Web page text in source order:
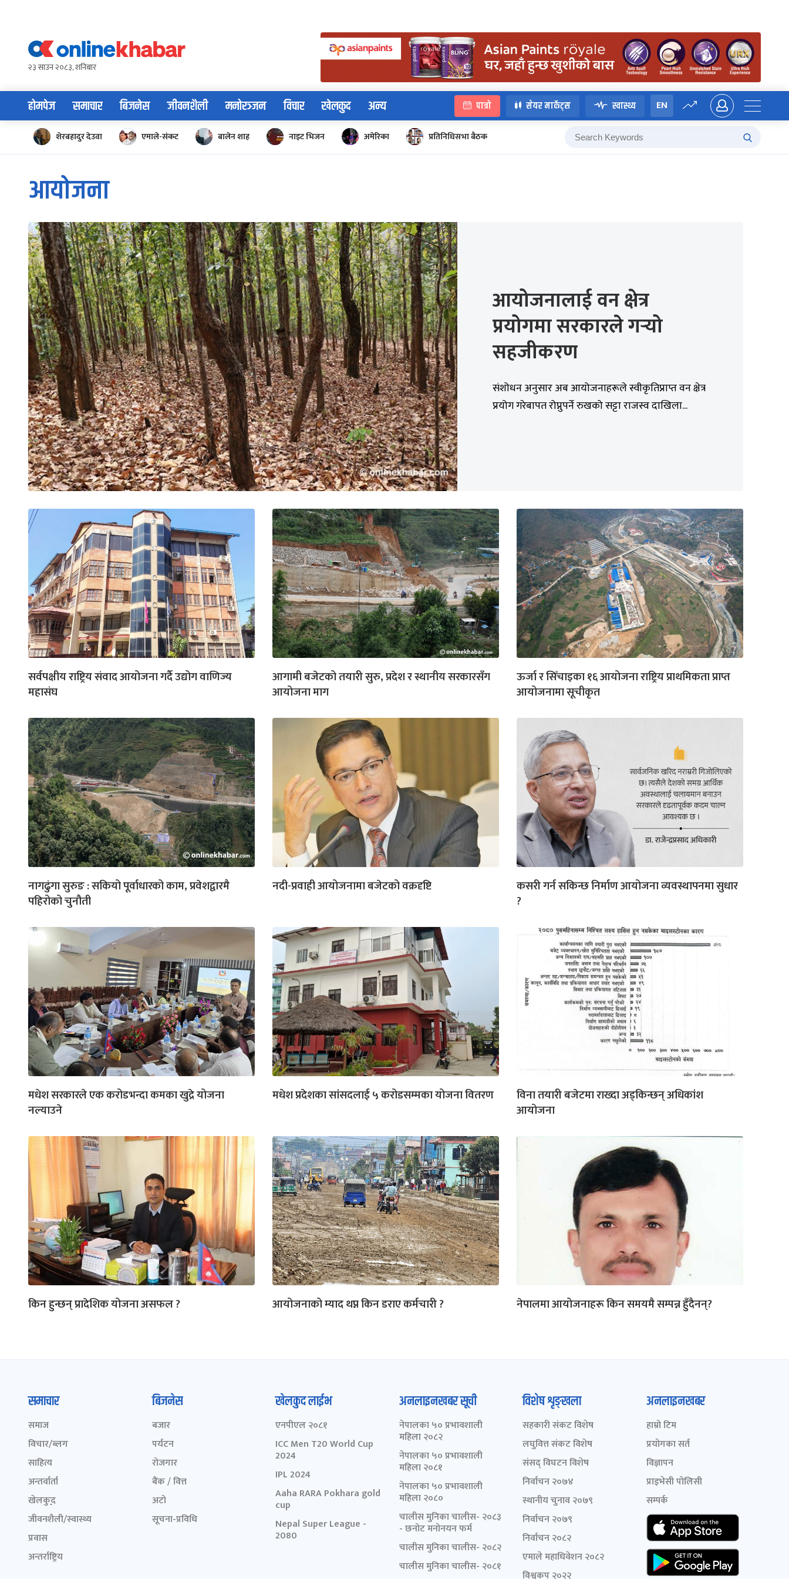
content२३ साउन २०८३, शनिबार
होमपेज समाचार बिजनेस जीवनशैली मनोरञ्जन विचार खेलकुद अन्य पात्रो सेयर मार्केट्स स्वास्थ्य EN
शेरबहादुर देउवा एमाले-संकट बालेन शाह नाइट भिजन अमेरिका प्रतिनिधिसभा बैठक
आयोजना
आयोजनालाई वन क्षेत्र
प्रयोगमा सरकारले गर्‍यो
सहजीकरण
संशोधन अनुसार अब आयोजनाहरूले स्वीकृतिप्राप्त वन क्षेत्र
प्रयोग गरेबापत रोप्नुपर्ने रुखको सट्टा राजस्व दाखिला...
सर्वपक्षीय राष्ट्रिय संवाद आयोजना गर्दै उद्योग वाणिज्य
महासंघ
आगामी बजेटको तयारी सुरु, प्रदेश र स्थानीय सरकारसँग
आयोजना माग
ऊर्जा र सिँचाइका १६ आयोजना राष्ट्रिय प्राथमिकता प्राप्त
आयोजनामा सूचीकृत
नागढुंगा सुरुङ : सकियो पूर्वाधारको काम, प्रवेशद्वारमै
पहिरोको चुनौती
नदी-प्रवाही आयोजनामा बजेटको वक्रदृष्टि
कसरी गर्न सकिन्छ निर्माण आयोजना व्यवस्थापनमा सुधार
?
मधेश सरकारले एक करोडभन्दा कमका खुद्रे योजना
नल्याउने
मधेश प्रदेशका सांसदलाई ५ करोडसम्मका योजना वितरण
विना तयारी बजेटमा राख्दा अड्किन्छन् अधिकांश
आयोजना
किन हुन्छन् प्रादेशिक योजना असफल ? आयोजनाको म्याद थप्न किन डराए कर्मचारी ? नेपालमा आयोजनाहरू किन समयमै सम्पन्न हुँदैनन्?
समाचार
समाज
विचार/ब्लग
साहित्य
अन्तर्वार्ता
खेलकुद़़
जीवनशैली/स्वास्थ्य
प्रवास
अन्तर्राष्ट्रिय
बिजनेस
बजार
पर्यटन
रोजगार
बैंक / वित्त
अटो
सूचना-प्रविधि
खेलकुद लाईभ
एनपीएल २०८१
ICC Men T20 World Cup
2024
IPL 2024
Aaha RARA Pokhara gold
cup
Nepal Super League -
2080
अनलाइनखबर सूची
नेपालका ५० प्रभावशाली
महिला २०८२
नेपालका ५० प्रभावशाली
महिला २०८१
नेपालका ५० प्रभावशाली
महिला २०८०
चालीस मुनिका चालीस- २०८३
- छनोट मनोनयन फर्म
चालीस मुनिका चालीस- २०८२
चालीस मुनिका चालीस- २०८१
विशेष शृङ्खला
सहकारी संकट विशेष
लघुवित्त संकट विशेष
संसद् विघटन विशेष
निर्वाचन २०७४
स्थानीय चुनाव २०७९
निर्वाचन २०७९
निर्वाचन २०८२
एमाले महाधिवेशन २०८२
विश्वकप २०२२
अनलाइनखबर
हाम्रो टिम
प्रयोगका सर्त
विज्ञापन
प्राइभेसी पोलिसी
सम्पर्क